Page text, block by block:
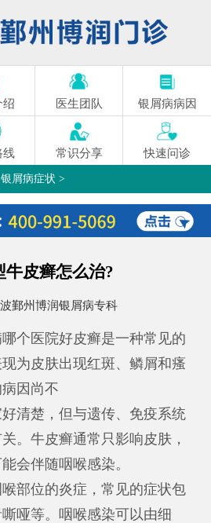
绍 医生团队 银屑病病因
线 常识分享 快速问诊
银屑病症状 >
牛皮癣怎么治?
鄞州博润银屑病专科
个医院好皮癣是一种常见的
为皮肤出现红斑、鳞屑和瘙
因尚不
好清楚，但与遗传、免疫系统
。牛皮癣通常只影响皮肤，
会伴随咽喉感染。
位的炎症，常见的症状包
哑等。咽喉感染可以由细